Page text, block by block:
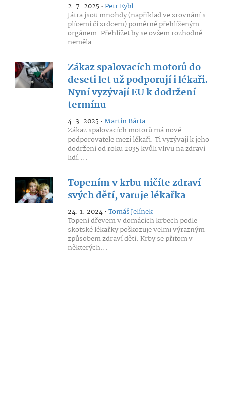
2. 7. 2025 •Petr Eybl
Játra jsou mnohdy (například ve srovnání s
plícemi či srdcem) poměrně přehlíženým
orgánem. Přehlížet by se ovšem rozhodně
neměla.
Zákaz spalovacích motorů do
deseti let už podporují i lékaři.
Nyní vyzývají EU k dodržení
termínu
4. 3. 2025 •Martin Bárta
Zákaz spalovacích motorů má nové
podporovatele mezi lékaři. Ti vyzývají k jeho
dodržení od roku 2035 kvůli vlivu na zdraví
lidí....
Topením v krbu ničíte zdraví
svých dětí, varuje lékařka
24. 1. 2024 •Tomáš Jelínek
Topení dřevem v domácích krbech podle
skotské lékařky poškozuje velmi výrazným
způsobem zdraví dětí. Krby se přitom v
některých...